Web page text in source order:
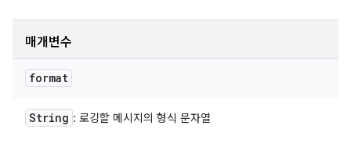
매개변수
format
String : 로깅할 메시지의 형식 문자열